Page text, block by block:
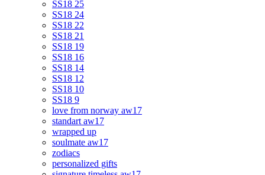
SS18 25
SS18 24
SS18 22
SS18 21
SS18 19
SS18 16
SS18 14
SS18 12
SS18 10
SS18 9
love from norway aw17
standart aw17
wrapped up
soulmate aw17
zodiacs
personalized gifts